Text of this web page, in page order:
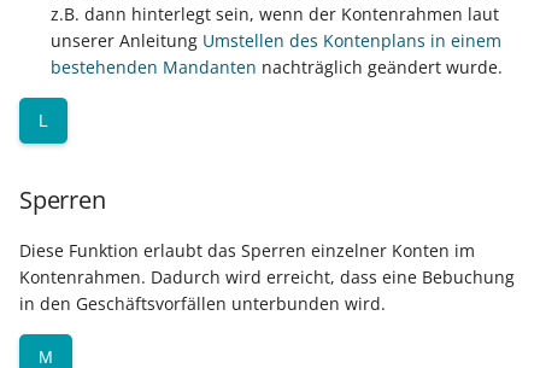
z.B. dann hinterlegt sein, wenn der Kontenrahmen laut
unserer Anleitung Umstellen des Kontenplans in einem
bestehenden Mandanten nachträglich geändert wurde.
L
Sperren
Diese Funktion erlaubt das Sperren einzelner Konten im
Kontenrahmen. Dadurch wird erreicht, dass eine Bebuchung
in den Geschäftsvorfällen unterbunden wird.
M
Export nach Ablauf der
Mietversion
Prüfroutine für "Regeln
Positionen"
Regeln für Plattformen
Commerce-Bereich)